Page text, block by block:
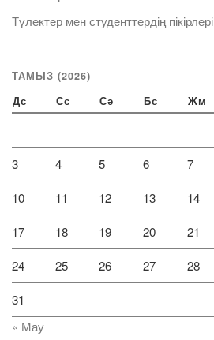
Түлектер мен студенттердің пікірлері
ТАМЫЗ (2026)
Дс Сс Сә Бс Жм
3 4 5 6 7
10 11 12 13 14
17 18 19 20 21
24 25 26 27 28
31
« Мау